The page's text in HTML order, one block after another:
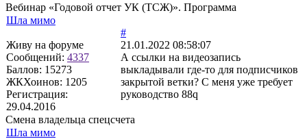
Вебинар «Годовой отчет УК (ТСЖ)». Программа
Шла мимо
Живу на форуме
Сообщений: 4337
Баллов: 15273
ЖКХоинов: 1205
Регистрация:
29.04.2016
#
21.01.2022 08:58:07
А ссылки на видеозапись
выкладывали где-то для подписчиков
закрытой ветки? С меня уже требует
руководство 88q
Смена владельца спецсчета
Шла мимо